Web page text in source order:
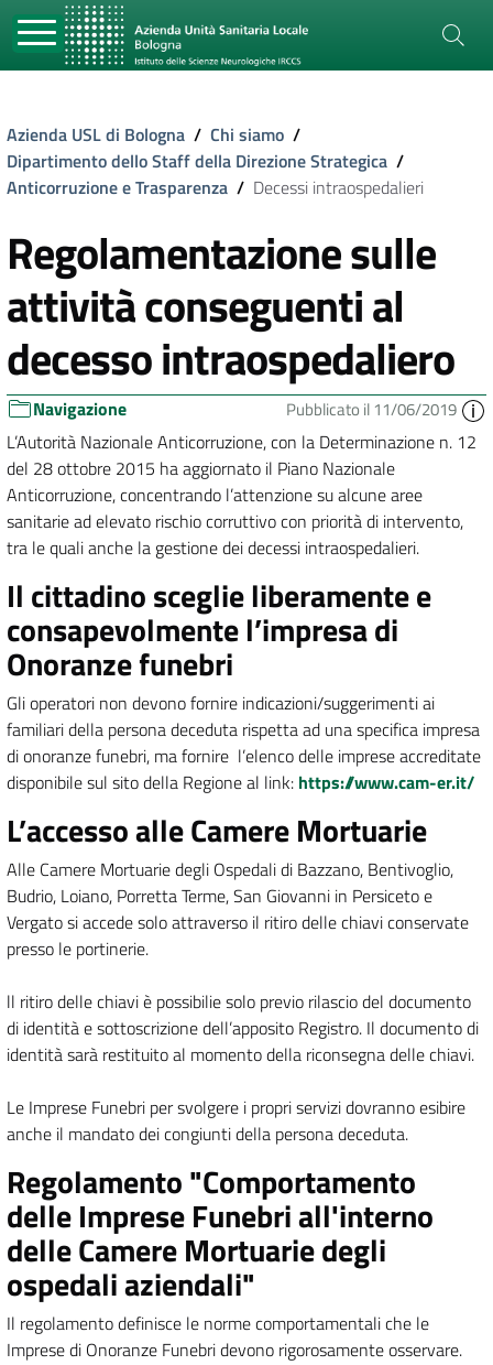
Azienda USL di Bologna / Chi siamo /
Dipartimento dello Staff della Direzione Strategica /
Anticorruzione e Trasparenza / Decessi intraospedalieri
Regolamentazione sulle
attività conseguenti al
decesso intraospedaliero
Navigazione Pubblicato il 11/06/2019
L’Autorità Nazionale Anticorruzione, con la Determinazione n. 12
del 28 ottobre 2015 ha aggiornato il Piano Nazionale
Anticorruzione, concentrando l’attenzione su alcune aree
sanitarie ad elevato rischio corruttivo con priorità di intervento,
tra le quali anche la gestione dei decessi intraospedalieri.
Il cittadino sceglie liberamente e
consapevolmente l’impresa di
Onoranze funebri
Gli operatori non devono fornire indicazioni/suggerimenti ai
familiari della persona deceduta rispetta ad una specifica impresa
di onoranze funebri, ma fornire l’elenco delle imprese accreditate
disponibile sul sito della Regione al link: https://www.cam-er.it/
L’accesso alle Camere Mortuarie
Alle Camere Mortuarie degli Ospedali di Bazzano, Bentivoglio,
Budrio, Loiano, Porretta Terme, San Giovanni in Persiceto e
Vergato si accede solo attraverso il ritiro delle chiavi conservate
presso le portinerie.
ll ritiro delle chiavi è possibilie solo previo rilascio del documento
di identità e sottoscrizione dell’apposito Registro. Il documento di
identità sarà restituito al momento della riconsegna delle chiavi.
Le Imprese Funebri per svolgere i propri servizi dovranno esibire
anche il mandato dei congiunti della persona deceduta.
Regolamento "Comportamento
delle Imprese Funebri all'interno
delle Camere Mortuarie degli
ospedali aziendali"
Il regolamento definisce le norme comportamentali che le
Imprese di Onoranze Funebri devono rigorosamente osservare.